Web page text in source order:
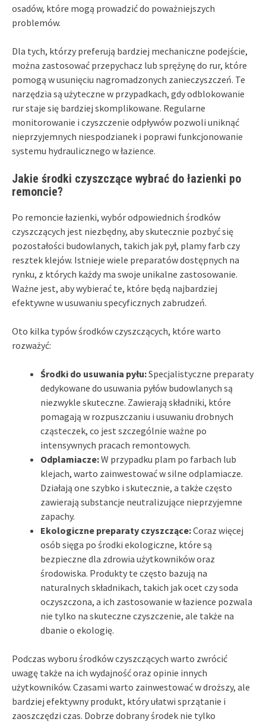
osadów, które mogą prowadzić do poważniejszych
problemów.
Dla tych, którzy preferują bardziej mechaniczne podejście,
można zastosować przepychacz lub sprężynę do rur, które
pomogą w usunięciu nagromadzonych zanieczyszczeń. Te
narzędzia są użyteczne w przypadkach, gdy odblokowanie
rur staje się bardziej skomplikowane. Regularne
monitorowanie i czyszczenie odpływów pozwoli uniknąć
nieprzyjemnych niespodzianek i poprawi funkcjonowanie
systemu hydraulicznego w łazience.
Jakie środki czyszczące wybrać do łazienki po
remoncie?
Po remoncie łazienki, wybór odpowiednich środków
czyszczących jest niezbędny, aby skutecznie pozbyć się
pozostałości budowlanych, takich jak pył, plamy farb czy
resztek klejów. Istnieje wiele preparatów dostępnych na
rynku, z których każdy ma swoje unikalne zastosowanie.
Ważne jest, aby wybierać te, które będą najbardziej
efektywne w usuwaniu specyficznych zabrudzeń.
Oto kilka typów środków czyszczących, które warto
rozważyć:
Środki do usuwania pyłu:Specjalistyczne preparaty
dedykowane do usuwania pyłów budowlanych są
niezwykle skuteczne. Zawierają składniki, które
pomagają w rozpuszczaniu i usuwaniu drobnych
cząsteczek, co jest szczególnie ważne po
intensywnych pracach remontowych.
Odplamiacze:W przypadku plam po farbach lub
klejach, warto zainwestować w silne odplamiacze.
Działają one szybko i skutecznie, a także często
zawierają substancje neutralizujące nieprzyjemne
zapachy.
Ekologiczne preparaty czyszczące:Coraz więcej
osób sięga po środki ekologiczne, które są
bezpieczne dla zdrowia użytkowników oraz
środowiska. Produkty te często bazują na
naturalnych składnikach, takich jak ocet czy soda
oczyszczona, a ich zastosowanie w łazience pozwala
nie tylko na skuteczne czyszczenie, ale także na
dbanie o ekologię.
Podczas wyboru środków czyszczących warto zwrócić
uwagę także na ich wydajność oraz opinie innych
użytkowników. Czasami warto zainwestować w droższy, ale
bardziej efektywny produkt, który ułatwi sprzątanie i
zaoszczędzi czas. Dobrze dobrany środek nie tylko